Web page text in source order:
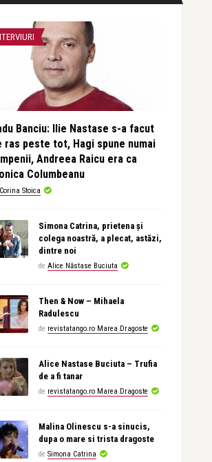
Banciu: Ilie Nastase s-a facut
ras peste tot, Hagi spune numai
Andreea Raicu era ca
Columbeanu
Corina Stoica
Simona Catrina, prietena și
colega noastră, a plecat, astăzi,
dintre noi
de Alice Năstase Buciuta
Then & Now – Mihaela
Radulescu
de revistatango.ro Marea Dragoste
Alice Nastase Buciuta – Trufia
de a fi tanar
de revistatango.ro Marea Dragoste
Malina Olinescu s-a sinucis,
dupa o mare si trista dragoste
de Simona Catrina